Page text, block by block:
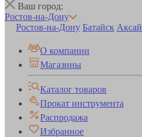
Ваш город:
Ростов-на-Дону
Ростов-на-Дону Батайск Аксай
О компании
Магазины
Каталог товаров
Прокат инструмента
Распродажа
Избранное